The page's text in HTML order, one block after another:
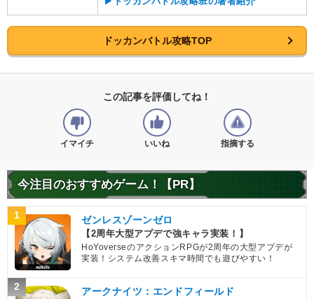
ドッカンバトル攻略TOP
この記事を評価してね！
イマイチ いいね 指摘する
今注目のおすすめゲーム！【PR】
1 ゼンレスゾーンゼロ
【2周年大型アプデで強キャラ実装！】
HoYoverseのアクションRPGが2周年の大型アプデが
実装！システム改善スキマ時間でも遊びやすい！
2 アークナイツ：エンドフィールド